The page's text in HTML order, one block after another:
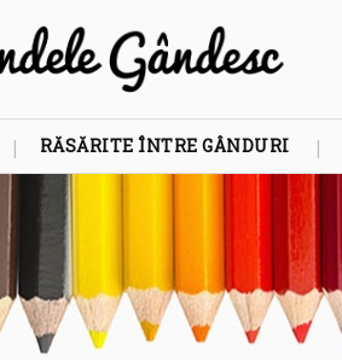
RĂSĂRITE ÎNTRE GÂNDURI